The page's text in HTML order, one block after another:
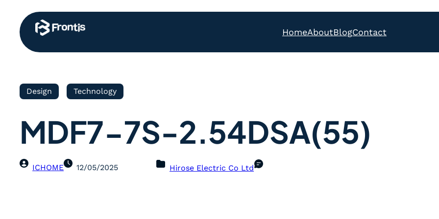
HomeAboutBlogContact
Design Technology
MDF7-7S-2.54DSA(55)
ICHOME 12/05/2025 Hirose Electric Co Ltd